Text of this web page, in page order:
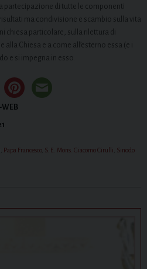
partecipazione di tutte le componenti
ma condivisione e scambio sulla vita
chiesa particolare, sulla rilettura di
Chiesa e a come all’esterno essa (e i
e si impegna in esso.
Papa Francesco, S. E. Mons. Giacomo Cirulli Sinodo